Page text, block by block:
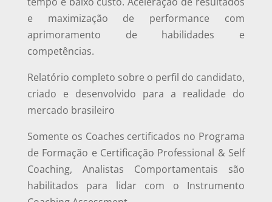
e maximização de performance com
aprimoramento de habilidades e
competências.
Relatório completo sobre o perfil do candidato,
criado e desenvolvido para a realidade do
mercado brasileiro
Somente os Coaches certificados no Programa
de Formação e Certificação Professional & Self
Coaching, Analistas Comportamentais são
habilitados para lidar com o Instrumento